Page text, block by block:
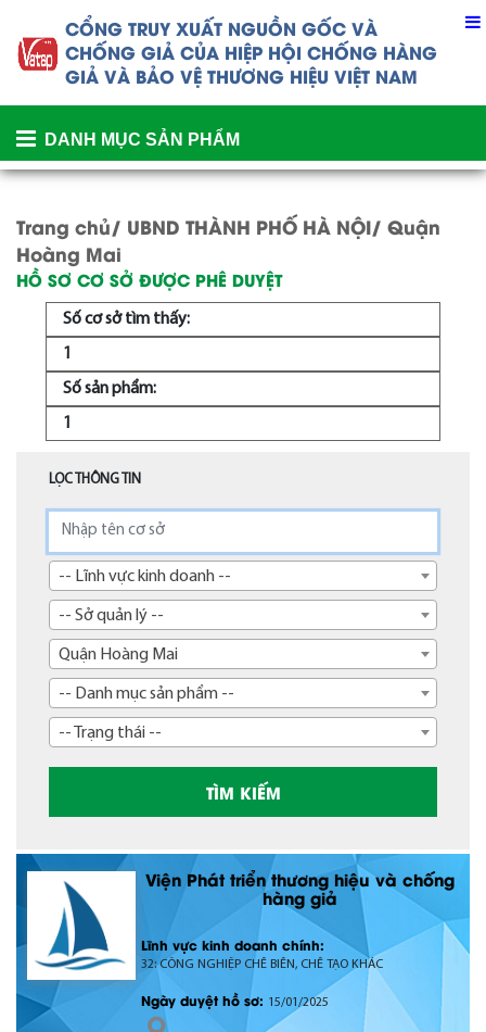
CỔNG TRUY XUẤT NGUỒN GỐC VÀ
CHỐNG GIẢ CỦA HIỆP HỘI CHỐNG HÀNG
GIẢ VÀ BẢO VỆ THƯƠNG HIỆU VIỆT NAM
DANH MỤC SẢN PHẨM
Trang chủ/ UBND THÀNH PHỐ HÀ NỘI/ Quận
Hoàng Mai
HỒ SƠ CƠ SỞ ĐƯỢC PHÊ DUYỆT
Số cơ sở tìm thấy:
1
Số sản phẩm:
1
Viện Phát triển thương hiệu và chống
hàng giả
Lĩnh vực kinh doanh chính:
32: CÔNG NGHIỆP CHẾ BIẾN, CHẾ TẠO KHÁC
Ngày duyệt hồ sơ: 15/01/2025
LỌC THÔNG TIN
-- Lĩnh vực kinh doanh --
-- Sở quản lý --
Quận Hoàng Mai
-- Danh mục sản phẩm --
-- Trạng thái --